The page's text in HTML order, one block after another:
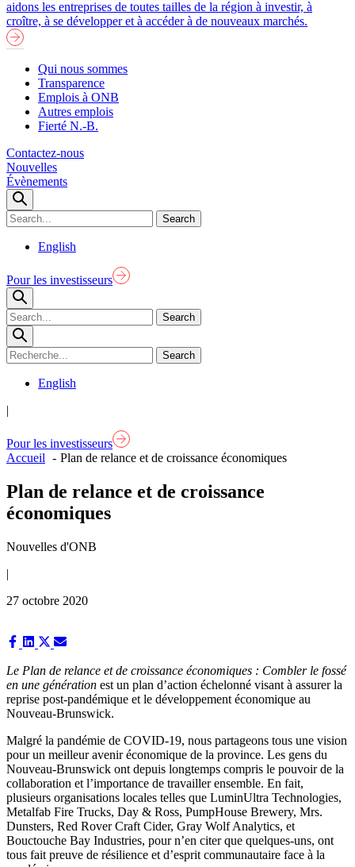
aidons les entreprises de toutes tailles de la région à investir, à
croître, à se développer et à accéder à de nouveaux marchés.
Qui nous sommes
Transparence
Emplois à ONB
Autres emplois
Fierté N.-B.
Contactez-nous
Nouvelles
Évènements
English
Pour les investisseurs
English
|
Pour les investisseurs
Accueil
Plan de relance et de croissance économiques
Plan de relance et de croissance
économiques
Nouvelles d'ONB
|
27 octobre 2020
Share
Facebook
Share
LinkedIn
Share
X
(Twitter)
Share
Email
Le Plan de relance et de croissance économiques : Combler le fossé
en une génération est un plan d’action échelonné visant à assurer la
reprise post-pandémique et le développement économique au
Nouveau-Brunswick.
Malgré la pandémie de COVID-19, nous partageons tous une vision
pour un meilleur avenir économique de la province. Les gens du
Nouveau-Brunswick ont depuis longtemps compris le pouvoir de la
collaboration et l’importance de travailler ensemble. En fait,
plusieurs organisations locales telles que LuminUltra Technologies,
Metalfab Fire Trucks, Day & Ross, PumpHouse Brewery, Mrs.
Dunsters, Red Rover Craft Cider, Gray Wolf Analytics, et
Bouctouche Bay Industries, pour n’en citer que quelques-uns, ont
tous fait preuve de résilience et d’esprit communautaire face à la